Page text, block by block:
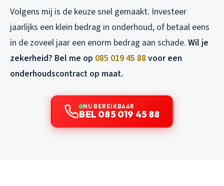
Volgens mij is de keuze snel gemaakt. Investeer
jaarlijks een klein bedrag in onderhoud, of betaal eens
in de zoveel jaar een enorm bedrag aan schade. Wil je
zekerheid? Bel me op 085 019 45 88 voor een
onderhoudscontract op maat.
NU BEREIKBAAR
BEL 085 019 45 88